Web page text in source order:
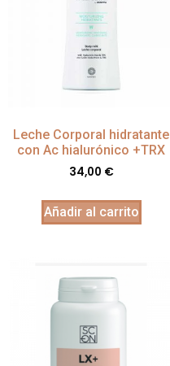
Leche Corporal hidratante
con Ac hialurónico +TRX
34,00 €
Añadir al carrito